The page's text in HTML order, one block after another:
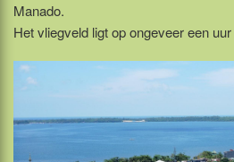
Manado.
Het vliegveld ligt op ongeveer een uur